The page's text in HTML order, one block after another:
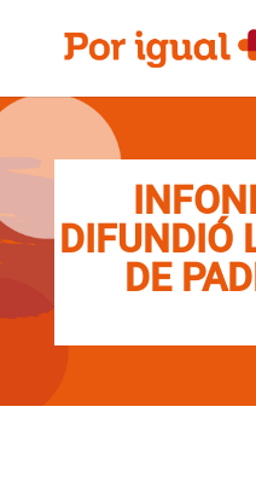
contenido
navegación
DIFUNDIÓ
DE